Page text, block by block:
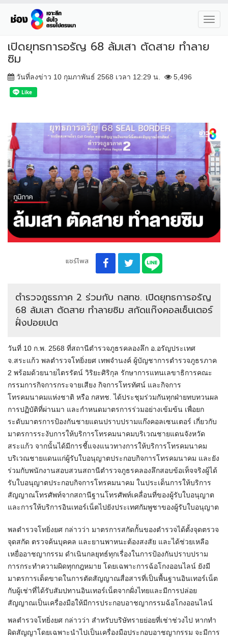
เปิดยุทธการอรัญ 68 ล้มเสา ตัดสาย ทำลาย
ซิม
วันที่ลงข่าว 10 กุมภาพันธ์ 2568 เวลา 12:29 น. 5,496
แชร์โพส
ตำรวจภูธรภาค 2 ร่วมกับ กสทช. เปิดยุทธการอรัญ
68 ล้มเสา ตัดสาย ทำลายซิม สกัดแก๊งคอลเซ็นเตอร์
ฝั่งปอยเปต
วันที่ 10 ก.พ. 2568 ที่สถานีตำรวจภูธรคลองลึก อ.อรัญประเทศ
จ.สระแก้ว พลตำรวจโทยิ่งยศ เทพจำนงค์ ผู้บัญชาการตำรวจภูธรภาค
2 พร้อมด้วยนายไตรรัตน์ วิริยะศิริกุล รักษาการแทนเลขาธิการคณะ
กรรมการกิจการกระจายเสียง กิจการโทรทัศน์ และกิจการ
โทรคมนาคมแห่งชาติ หรือ กสทช. ได้ประชุมร่วมกันทุกฝ่ายทบทวนผล
การปฏิบัติที่ผ่านมา และกำหนดมาตรการร่วมอย่างเข้มข้น เพื่อยก
ระดับมาตรการป้องกันชายแดนปราบปรามแก๊งคอลเซนเตอร์ เกี่ยวกับ
มาตรการระงับการให้บริการโทรคมนาคมบริเวณชายแดนจังหวัด
สระแก้ว จากนั้นได้มีการชี้แจงแนวทางการให้บริการโทรคมนาคม
บริเวณชายแดนแก่ผู้รับใบอนุญาตประกอบกิจการโทรคมนาคม และยัง
ร่วมกับพนักงานสอบสวนสถานีตำรวจภูธรคลองลึกสอบข้อเท็จจริงผู้ได้
รับใบอนุญาตประกอบกิจการโทรคมนาคม ในประเด็นการให้บริการ
สัญญาณโทรศัพท์จากสถานีฐานโทรศัพท์เคลื่อนที่ของผู้รับใบอนุญาต
และการให้บริการอินเทอร์เน็ตไปยังประเทศกัมพูชาของผู้รับใบอนุญาต
พลตำรวจโทยิ่งยศ กล่าวว่า มาตรการสกัดกั้นของตำรวจได้ตั้งจุดตรวจ
จุดสกัด ตรวจค้นบุคคล และยานพาหนะต้องสงสัย และได้ช่วยเหลือ
เหยื่ออาชญากรรม ดำเนินกลยุทธ์ทุกเรื่องในการป้องกันปราบปราม
การกระทำความผิดทุกกฎหมาย โดยเฉพาะการฉ้อโกงออนไลน์ ยังมี
มาตรการเด็ดขาดในการตัดสัญญาณสื่อสารที่เป็นพื้นฐานอินเทอร์เน็ต
กับผู้เช่าที่ได้รับสัมปทานอินเทอร์เน็ตจากฝั่งไทยและมีการปล่อย
สัญญาณเป็นเครื่องมือให้มีการประกอบอาชญากรรมฉ้อโกงออนไลน์
พลตำรวจโทยิ่งยศ กล่าวว่า สำหรับบริษัทรายย่อยที่เช่าช่วงไป หากทำ
ผิดสัญญาโดยเฉพาะนำไปเป็นเครื่องมือประกอบอาชญากรรม จะมีการ